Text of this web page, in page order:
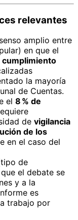
relevantes
amplio entre
en que el
cumplimiento
la mayoría
de Cuentas.
el 8 % de
de vigilancia
de los
en el caso del
de
el debate se
y a la
es
trabajo por